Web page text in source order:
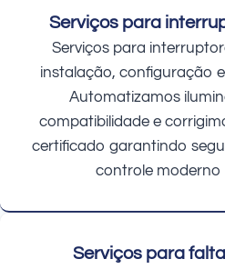
Serviços para
Serviços para
instalação, configuração
Automatizamos
compatibilidade e
certificado garantindo
controle moderno
Serviços para